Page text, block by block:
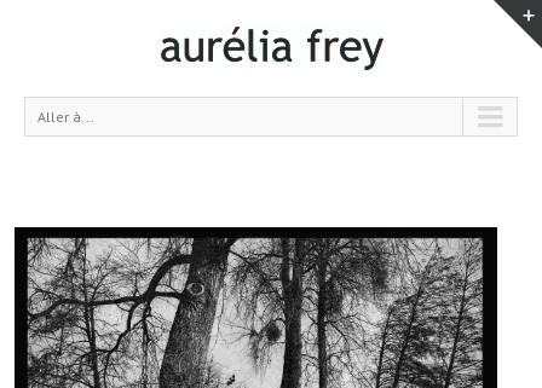
Aller à...